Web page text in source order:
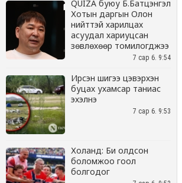
QUIZA буюу Б.Батцэнгэл
Хотын даргын Олон
нийттэй харилцах
асуудал хариуцсан
зөвлөхөөр томилогджээ
7 сар 6. 9:54
Ирсэн шигээ цэвэрхэн
буцах ухамсар таниас
эхэлнэ
7 сар 6. 9:53
Холанд: Би олдсон
боломжоо гоол
болгодог